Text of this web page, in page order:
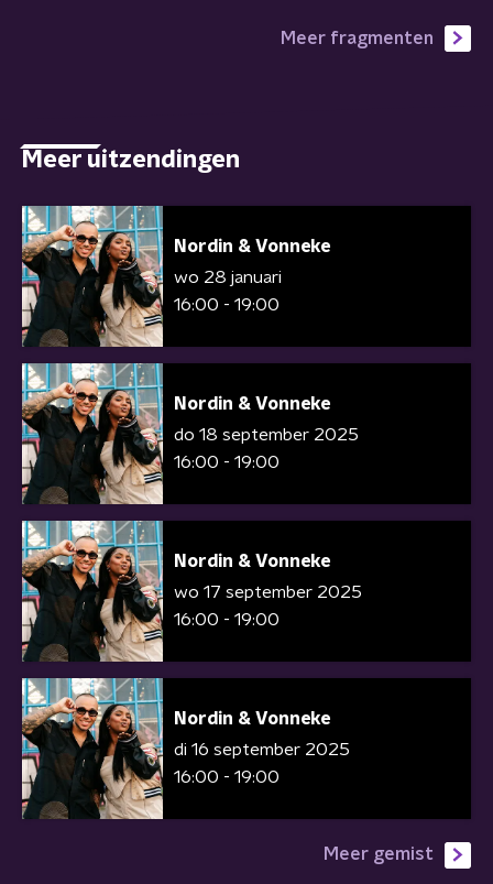
Meer fragmenten
Meer uitzendingen
Nordin & Vonneke
wo 28 januari
16:00 - 19:00
Nordin & Vonneke
do 18 september 2025
16:00 - 19:00
Nordin & Vonneke
wo 17 september 2025
16:00 - 19:00
Nordin & Vonneke
di 16 september 2025
16:00 - 19:00
Meer gemist